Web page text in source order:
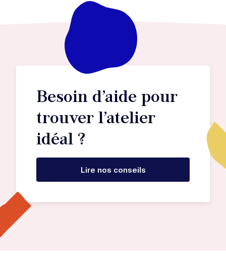
Besoin d’aide pour
trouver l’atelier
idéal ?
Lire nos conseils